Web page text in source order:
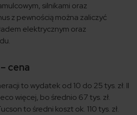
silnikami oraz
z pewnością można zaliczyć
elektrycznym oraz
cena
to wydatek od 10 do 25 tys. zł. II
więcej, bo średnio 67 tys. zł.
to średni koszt ok. 110 tys. zł.